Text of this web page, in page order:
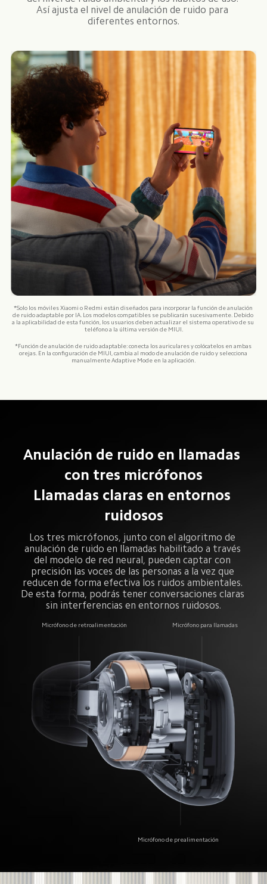
Así ajusta el nivel de anulación de ruido para
diferentes entornos.
*Solo los móviles Xiaomi o Redmi están diseñados para incorporar la función de anulación
de ruido adaptable por IA. Los modelos compatibles se publicarán sucesivamente. Debido
a la aplicabilidad de esta función, los usuarios deben actualizar el sistema operativo de su
teléfono a la última versión de MIUI.
*Función de anulación de ruido adaptable: conecta los auriculares y colócatelos en ambas
orejas. En la configuración de MIUI, cambia al modo de anulación de ruido y selecciona
manualmente Adaptive Mode en la aplicación.
Anulación de ruido en llamadas
con tres micrófonos
Llamadas claras en entornos
ruidosos
Los tres micrófonos, junto con el algoritmo de
anulación de ruido en llamadas habilitado a través
del modelo de red neural, pueden captar con
precisión las voces de las personas a la vez que
reducen de forma efectiva los ruidos ambientales.
De esta forma, podrás tener conversaciones claras
sin interferencias en entornos ruidosos.
Micrófono de retroalimentación Micrófono para llamadas
Micrófono de prealimentación